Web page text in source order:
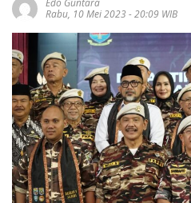
Edo Guntara
Rabu, 10 Mei 2023 - 20:09 WIB